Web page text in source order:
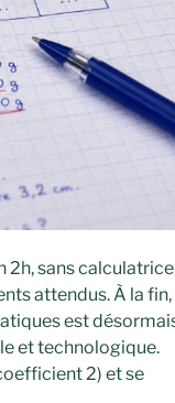
sans
attendus. À la fin,
est
et technologique.
2) et se